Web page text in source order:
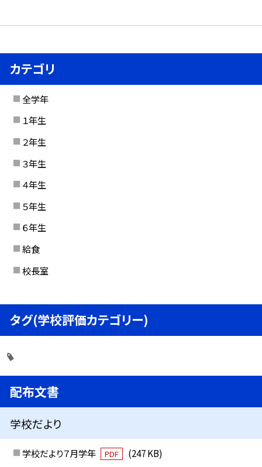
カテゴリ
全学年
１年生
２年生
３年生
４年生
５年生
６年生
給食
校長室
タグ(学校評価カテゴリー)
配布文書
学校だより
学校だより７月学年 PDF
(247 KB)